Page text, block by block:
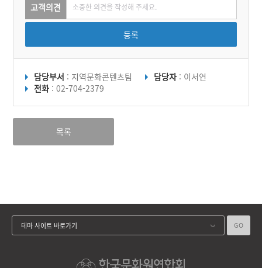
고객의견
등록
담당부서 : 지역문화콘텐츠팀 담당자 : 이서연
전화 : 02-704-2379
목록
테마 사이트 바로가기 GO